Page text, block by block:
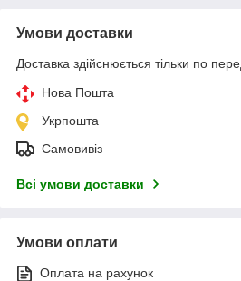
Умови доставки
Доставка здійснюється тільки по
Нова Пошта
Укрпошта
Самовивіз
Всі умови доставки
Умови оплати
Оплата на рахунок